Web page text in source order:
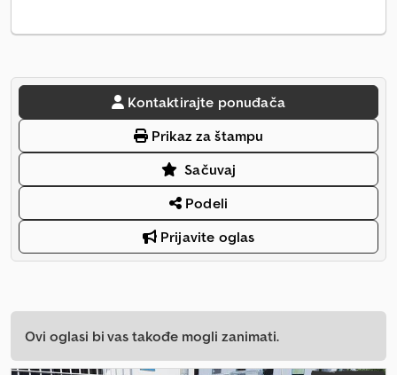
Kontaktirajte ponuđača
Prikaz za štampu
Sačuvaj
Podeli
Prijavite oglas
Ovi oglasi bi vas takođe mogli zanimati.